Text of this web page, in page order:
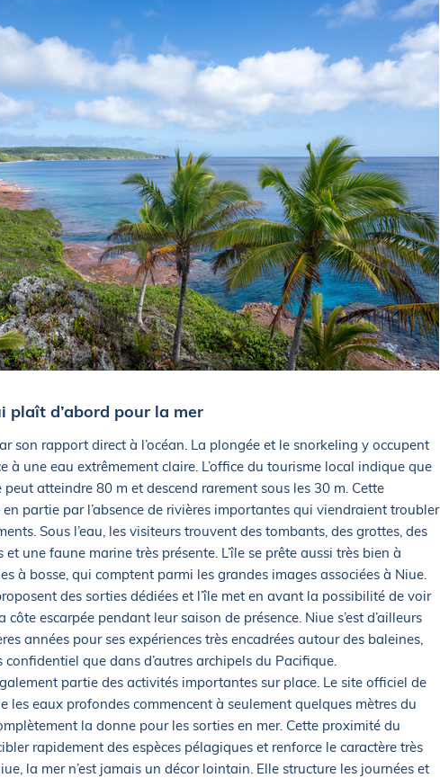
plaît d’abord pour la mer
son rapport direct à l’océan. La plongée et le snorkeling y occupent
à une eau extrêmement claire. L’office du tourisme local indique que
atteindre 80 m et descend rarement sous les 30 m. Cette
en partie par l’absence de rivières importantes qui viendraient troubler
Sous l’eau, les visiteurs trouvent des tombants, des grottes, des
et une faune marine très présente. L’île se prête aussi très bien à
à bosse, qui comptent parmi les grandes images associées à Niue.
des sorties dédiées et l’île met en avant la possibilité de voir
côte escarpée pendant leur saison de présence. Niue s’est d’ailleurs
années pour ses expériences très encadrées autour des baleines,
que dans d’autres archipels du Pacifique.
partie des activités importantes sur place. Le site officiel de
les eaux profondes commencent à seulement quelques mètres du
la donne pour les sorties en mer. Cette proximité du
rapidement des espèces pélagiques et renforce le caractère très
la mer n’est jamais un décor lointain. Elle structure les journées et